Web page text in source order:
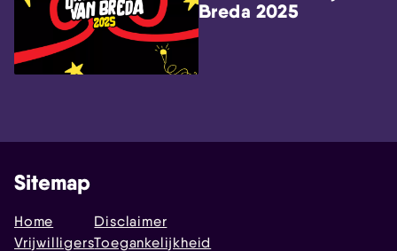
Breda 2025
Sitemap
Home
Vrijwilligers
Disclaimer
Toegankelijkheid